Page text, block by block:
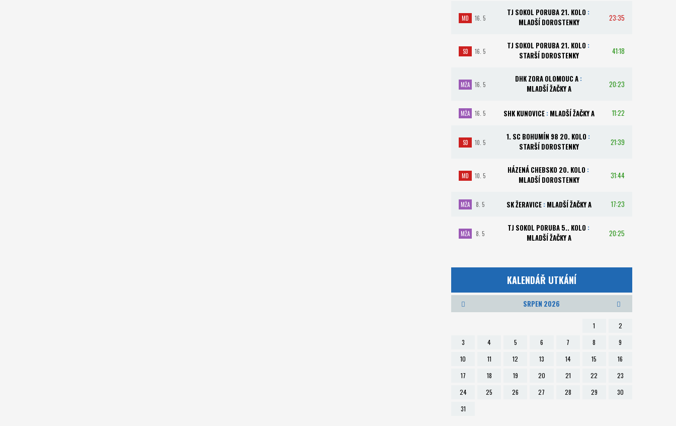
MD 16. 5
TJ SOKOL PORUBA 21. KOLO :
MLADŠÍ DOROSTENKY
23:35
SD 16. 5
TJ SOKOL PORUBA 21. KOLO :
STARŠÍ DOROSTENKY
41:18
MŽA 16. 5
DHK ZORA OLOMOUC A:
MLADŠÍ ŽAČKY A
20:23
MŽA 16. 5 SHK KUNOVICE : MLADŠÍ ŽAČKY A 11:22
SD 10. 5
1. SC BOHUMÍN 98 20. KOLO :
STARŠÍ DOROSTENKY
21:39
MD 10. 5
HÁZENÁ CHEBSKO 20. KOLO :
MLADŠÍ DOROSTENKY
31:44
MŽA 8. 5 SK ŽERAVICE : MLADŠÍ ŽAČKY A 17:23
MŽA 8. 5
TJ SOKOL PORUBA 5.. KOLO :
MLADŠÍ ŽAČKY A
20:25
KALENDÁŘ UTKÁNÍ
SRPEN 2026
1
2
3
4 5 6 7 8
9
10
11 12 13 14 15
16
17
18 19 20 21 22
23
24
25 26 27 28 29
30
31